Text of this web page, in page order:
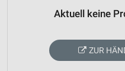
Aktuell keine
ZUR